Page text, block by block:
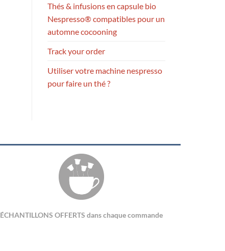
Thés & infusions en capsule bio
Nespresso® compatibles pour un
automne cocooning
Track your order
Utiliser votre machine nespresso
pour faire un thé ?
ÉCHANTILLONS OFFERTS dans chaque commande